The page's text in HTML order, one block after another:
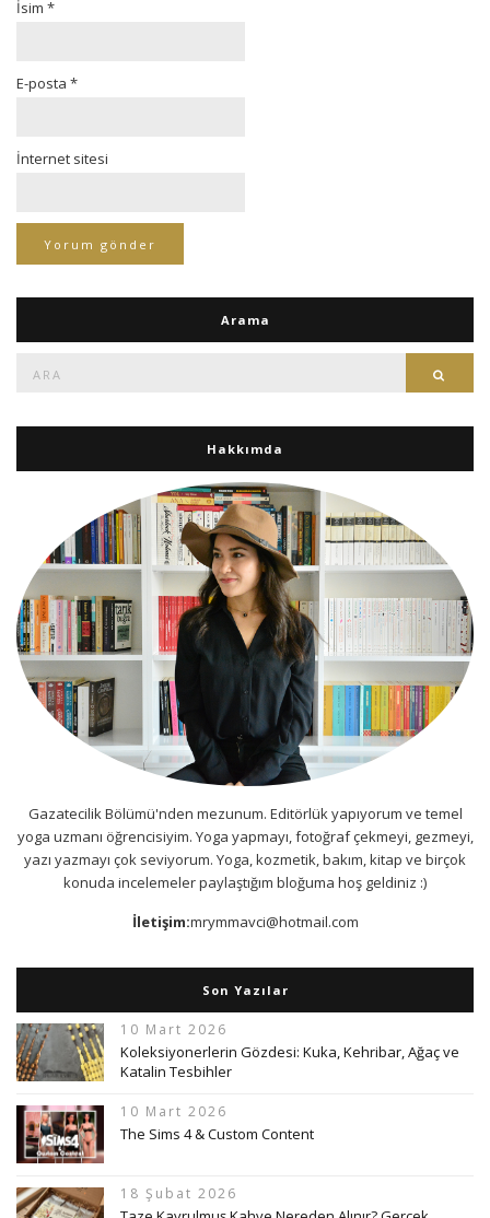
İsim *
E-posta *
İnternet sitesi
Arama
Hakkımda
Gazatecilik Bölümü'nden mezunum. Editörlük yapıyorum ve temel
yoga uzmanı öğrencisiyim. Yoga yapmayı, fotoğraf çekmeyi, gezmeyi,
yazı yazmayı çok seviyorum. Yoga, kozmetik, bakım, kitap ve birçok
konuda incelemeler paylaştığım bloğuma hoş geldiniz :)
İletişim:mrymmavci@hotmail.com
Son Yazılar
10 Mart 2026
Koleksiyonerlerin Gözdesi: Kuka, Kehribar, Ağaç ve
Katalin Tesbihler
10 Mart 2026
The Sims 4 & Custom Content
18 Şubat 2026